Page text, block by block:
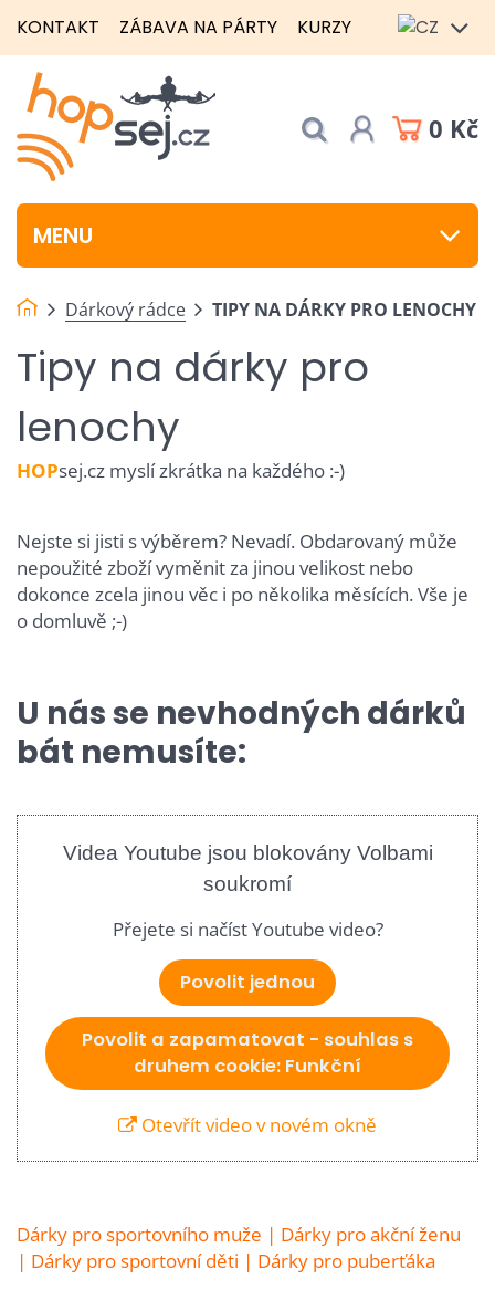
KONTAKT ZÁBAVA NA PÁRTY KURZY
0 Kč
MENU
Dárkový rádce TIPY NA DÁRKY PRO LENOCHY
Tipy na dárky pro
lenochy
HOPsej.cz myslí zkrátka na každého :-)
Nejste si jisti s výběrem? Nevadí. Obdarovaný může
nepoužité zboží vyměnit za jinou velikost nebo
dokonce zcela jinou věc i po několika měsících. Vše je
o domluvě ;-)
U nás se nevhodných dárků
bát nemusíte:
Videa Youtube jsou blokovány Volbami
soukromí
Přejete si načíst Youtube video?
Povolit jednou
Povolit a zapamatovat - souhlas s
druhem cookie: Funkční
Otevřít video v novém okně
Dárky pro sportovního muže | Dárky pro akční ženu
| Dárky pro sportovní děti | Dárky pro puberťáka